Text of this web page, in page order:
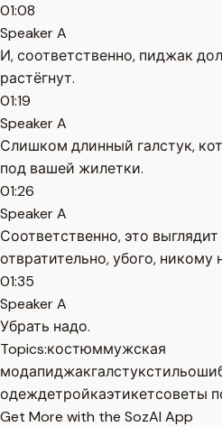
01:08
Speaker A
И, соответственно, пиджак
растёгнут.
01:19
Speaker A
Слишком длинный галстук,
под вашей жилетки.
01:26
Speaker A
Соответственно, это
отвратительно, убого, никому
01:35
Speaker A
Убрать надо.
Topics:костюммужская
модапиджакгалстукстиль
одеждетройкаэтикетсоветы
Get More with the SozAI App